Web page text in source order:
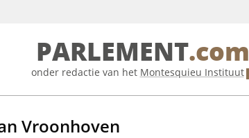
PARLEMENT.com
onder redactie van het Montesquieu Instituut
Vroonhoven